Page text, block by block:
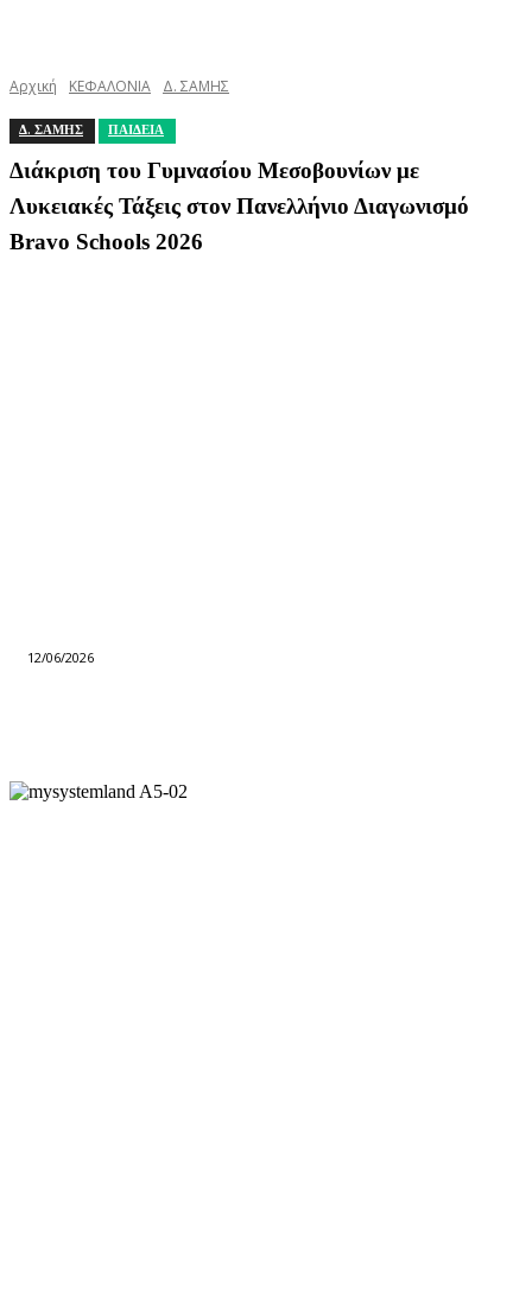
Αρχική ΚΕΦΑΛΟΝΙΑ Δ. ΣΑΜΗΣ
Δ. ΣΑΜΗΣ ΠΑΙΔΕΙΑ
Διάκριση του Γυμνασίου Μεσοβουνίων με
Λυκειακές Τάξεις στον Πανελλήνιο Διαγωνισμό
Bravo Schools 2026
12/06/2026